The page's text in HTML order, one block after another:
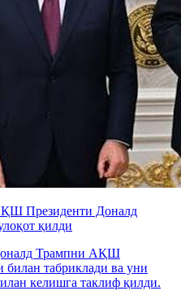
Президенти Доналд
қилди
Трампни АҚШ
табриклади ва уни
келишга таклиф қилди.